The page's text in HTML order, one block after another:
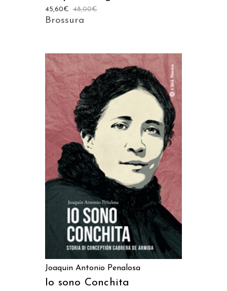
48,00€
45,60€
Brossura
AGGIUNGI AL CARRELLO
Joaquin Antonio Penalosa
Io sono Conchita